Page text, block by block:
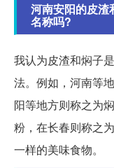
河南安阳的皮渣
名称吗?
我认为皮渣和焖子
法。例如，河南等
阳等地方则称之为
粉，在长春则称之
一样的美味食物。